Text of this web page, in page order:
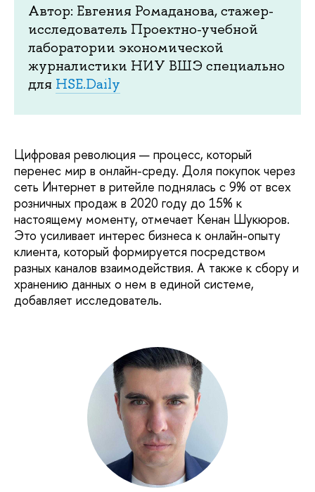
Автор: Евгения Ромаданова, стажер-
исследователь Проектно-учебной
лаборатории экономической
журналистики НИУ ВШЭ специально
для HSE.Daily
Цифровая революция — процесс, который
перенес мир в онлайн-среду. Доля покупок через
сеть Интернет в ритейле поднялась с 9% от всех
розничных продаж в 2020 году до 15% к
настоящему моменту, отмечает Кенан Шукюров.
Это усиливает интерес бизнеса к онлайн-опыту
клиента, который формируется посредством
разных каналов взаимодействия. А также к сбору и
хранению данных о нем в единой системе,
добавляет исследователь.